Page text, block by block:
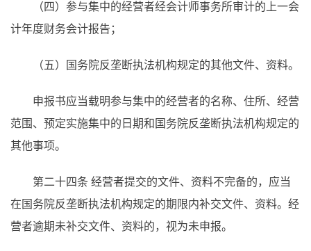
（四）参与集中的经营者经会计师事务所审计的上一会
计年度财务会计报告；
（五）国务院反垄断执法机构规定的其他文件、资料。
申报书应当载明参与集中的经营者的名称、住所、经营
范围、预定实施集中的日期和国务院反垄断执法机构规定的
其他事项。
第二十四条 经营者提交的文件、资料不完备的，应当
在国务院反垄断执法机构规定的期限内补交文件、资料。经
营者逾期未补交文件、资料的，视为未申报。